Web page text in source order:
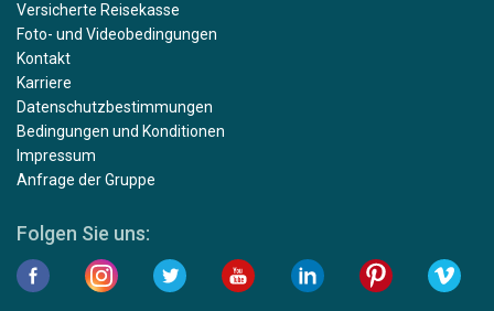
Versicherte Reisekasse
Foto- und Videobedingungen
Kontakt
Karriere
Datenschutzbestimmungen
Bedingungen und Konditionen
Impressum
Anfrage der Gruppe
Folgen Sie uns: